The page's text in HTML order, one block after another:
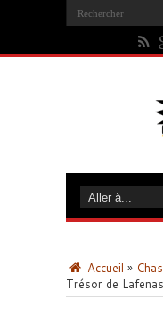
Accueil »
Trésor de